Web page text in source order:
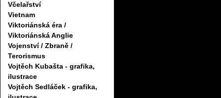
Včelařství
Vietnam
Viktoriánská éra /
Viktoriánská Anglie
Vojenství / Zbraně /
Terorismus
Vojtěch Kubašta - grafika,
ilustrace
Vojtěch Sedláček - grafika,